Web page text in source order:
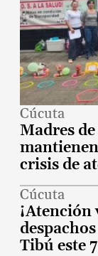
Cúcuta
Madres
crisis de
Cúcuta
¡Atención
Tibú este